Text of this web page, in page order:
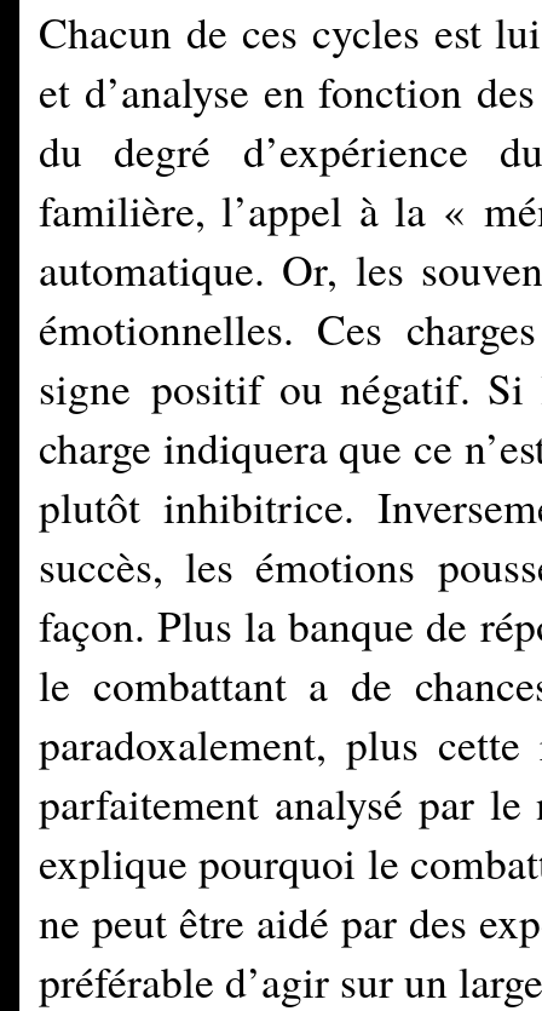
Chacun de ces cycles est
et d’analyse en fonction
du degré d’expérience
familière, l’appel à la «
automatique. Or, les
émotionnelles. Ces
signe positif ou négatif. Si
charge indiquera que ce
plutôt inhibitrice.
succès, les émotions
façon. Plus la banque de
le combattant a de
paradoxalement, plus
parfaitement analysé par
explique pourquoi le
ne peut être aidé par des
préférable d’agir sur un